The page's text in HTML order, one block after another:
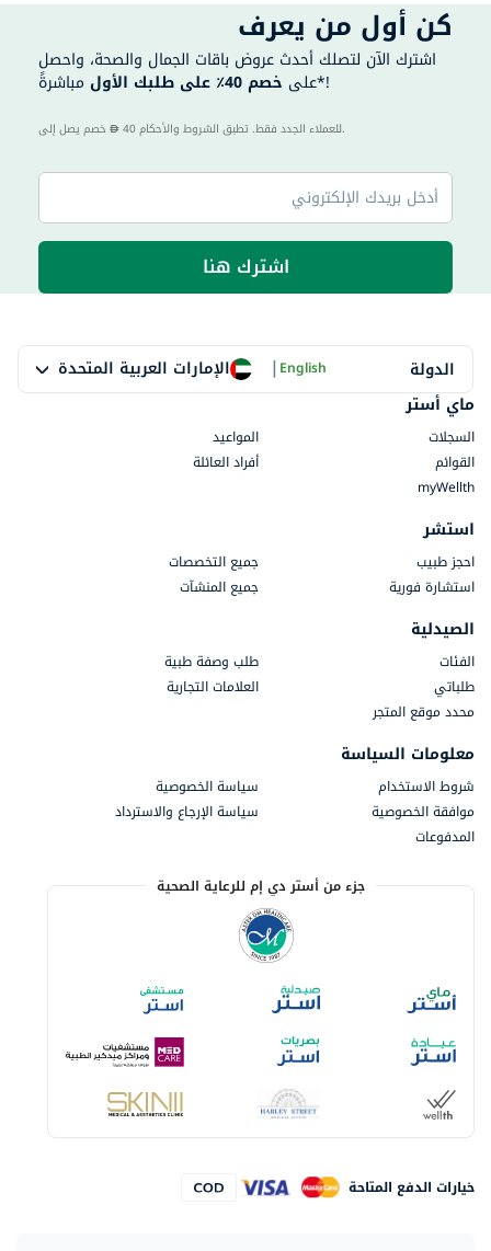
كن أول من يعرف
اشترك الآن لتصلك أحدث عروض باقات الجمال والصحة، واحصل
على خصم 40٪ على طلبك الأول مباشرةً*!
40 للعملاء الجدد فقط. تطبق الشروط والأحكام.
اشترك هنا
الدولة الإمارات العربية المتحدة |English
ماي أستر
السجلات
المواعيد
القوائم
أفراد العائلة
myWellth
استشر
احجز طبيب
جميع التخصصات
استشارة فورية
جميع المنشآت
الصيدلية
الفئات
طلب وصفة طبية
طلباتي
العلامات التجارية
محدد موقع المتجر
معلومات السياسة
شروط الاستخدام
سياسة الخصوصية
موافقة الخصوصية
سياسة الإرجاع والاسترداد
المدفوعات
جزء من أستر دي إم للرعاية الصحية
خيارات الدفع المتاحة